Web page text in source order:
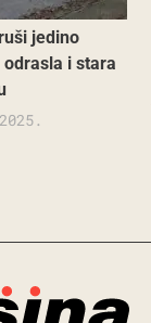
jedino
i stara